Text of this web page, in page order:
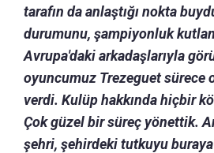
tarafın da anlaştığı nokta
durumunu, şampiyonluk
Avrupa'daki arkadaşlarıyla
oyuncumuz Trezeguet sürece
verdi. Kulüp hakkında hiçbir
Çok güzel bir süreç yönettik.
şehri, şehirdeki tutkuyu